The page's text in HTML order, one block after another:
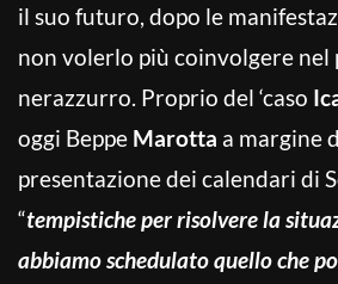
il suo futuro, dopo le
non volerlo più coinvolgere nel
nerazzurro. Proprio del ‘caso
oggi Beppe Marotta a margine
presentazione dei calendari di
“tempistiche per risolvere la
abbiamo schedulato quello che